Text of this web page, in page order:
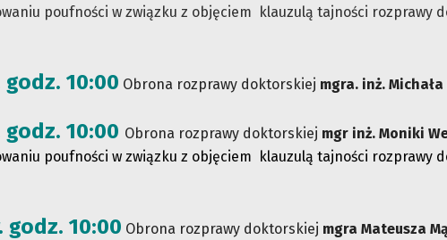
poufności w związku z objęciem klauzulą tajności rozprawy
10:00 Obrona rozprawy doktorskiej mgra. inż.
godz. 10:00 Obrona rozprawy doktorskiej mgr inż. Moniki
poufności w związku z objęciem klauzulą tajności rozprawy
godz. 10:00 Obrona rozprawy doktorskiej mgra Mateusza